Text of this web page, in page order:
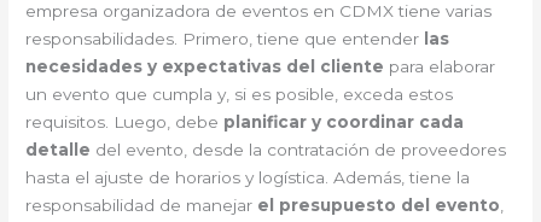
empresa organizadora de eventos en CDMX tiene varias
responsabilidades. Primero, tiene que entender las
necesidades y expectativas del cliente para elaborar
un evento que cumpla y, si es posible, exceda estos
requisitos. Luego, debe planificar y coordinar cada
detalle del evento, desde la contratación de proveedores
hasta el ajuste de horarios y logística. Además, tiene la
responsabilidad de manejar el presupuesto del evento,